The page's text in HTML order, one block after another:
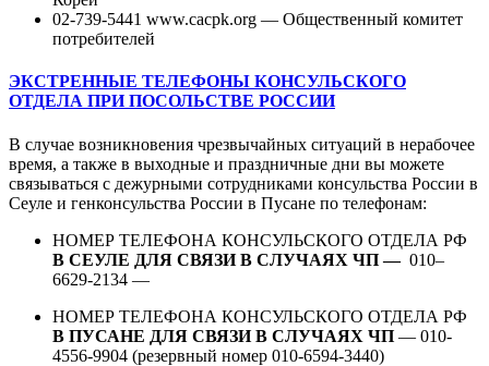
02-739-5441 www.cacpk.org — Общественный комитет
потребителей
ЭКСТРЕННЫЕ ТЕЛЕФОНЫ КОНСУЛЬСКОГО
ОТДЕЛА ПРИ ПОСОЛЬСТВЕ РОССИИ
В случае возникновения чрезвычайных ситуаций в нерабочее
время, а также в выходные и праздничные дни вы можете
связываться с дежурными сотрудниками консульства России в
Сеуле и генконсульства России в Пусане по телефонам:
НОМЕР ТЕЛЕФОНА КОНСУЛЬСКОГО ОТДЕЛА РФ
В СЕУЛЕ ДЛЯ СВЯЗИ В СЛУЧАЯХ ЧП — 010–
6629-2134 —
НОМЕР ТЕЛЕФОНА КОНСУЛЬСКОГО ОТДЕЛА РФ
В ПУСАНЕ ДЛЯ СВЯЗИ В СЛУЧАЯХ ЧП — 010-
4556-9904 (резервный номер 010-6594-3440)